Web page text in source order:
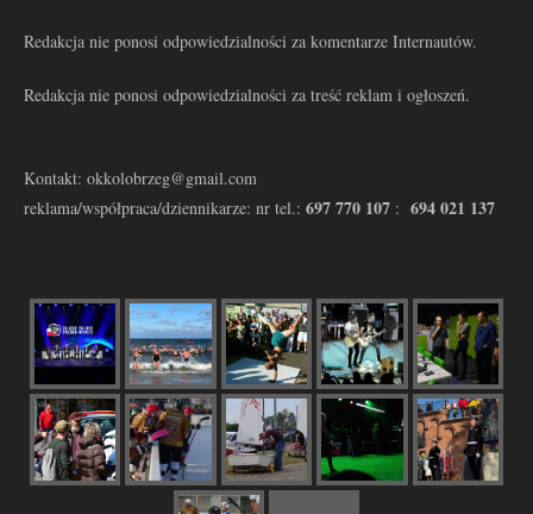
Redakcja nie ponosi odpowiedzialności za komentarze Internautów.
Redakcja nie ponosi odpowiedzialności za treść reklam i ogłoszeń.
Kontakt: okkolobrzeg@gmail.com
reklama/współpraca/dziennikarze: nr tel.: 697 770 107 : 694 021 137